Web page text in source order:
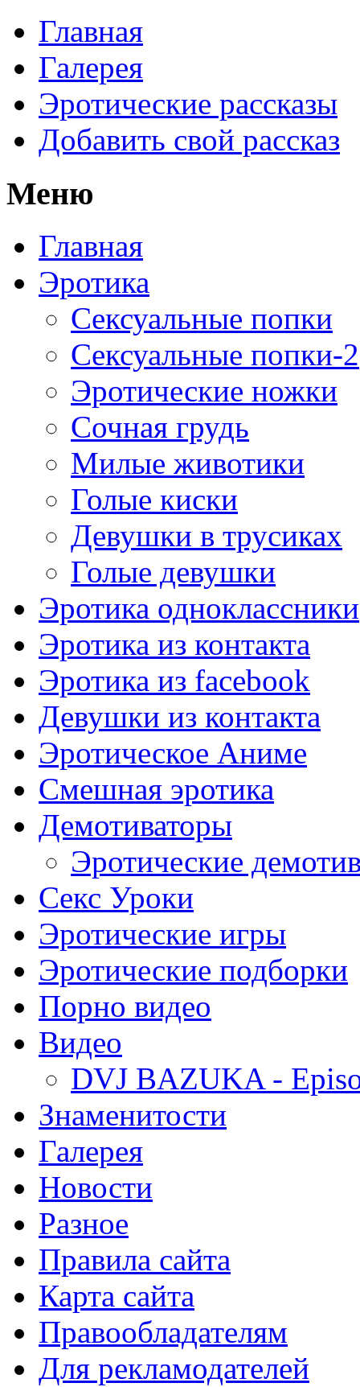
Главная
Галерея
Эротические рассказы
Добавить свой рассказ
Меню
Главная
Эротика
Сексуальные попки
Сексуальные попки-2
Эротические ножки
Сочная грудь
Милые животики
Голые киски
Девушки в трусиках
Голые девушки
Эротика одноклассники
Эротика из контакта
Эротика из facebook
Девушки из контакта
Эротическое Аниме
Смешная эротика
Демотиваторы
Эротические
Секс Уроки
Эротические игры
Эротические подборки
Порно видео
Видео
DVJ BAZUKA -
Знаменитости
Галерея
Новости
Разное
Правила сайта
Карта сайта
Правообладателям
Для рекламодателей